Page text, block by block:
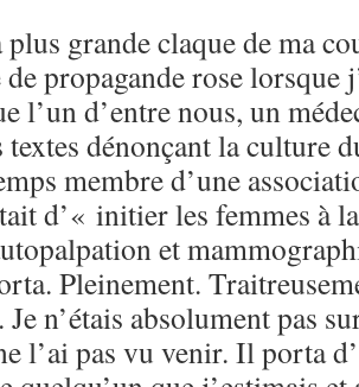
plus grande claque de ma
de propagande rose lorsque
l’un d’entre nous, un
textes dénonçant la culture
membre d’une
d’« initier les femmes à
et
Pleinement.
n’étais absolument pas
l’ai pas vu venir. Il porta